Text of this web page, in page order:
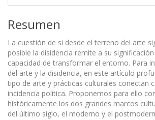
Resumen
La cuestión de si desde el terreno del arte
posible la disidencia remite a su
capacidad de transformar el entorno. Para
del arte y la disidencia, en este artículo
tipo de arte y prácticas culturales conectan
incidencia política. Proponemos para ello
históricamente los dos grandes marcos
del último siglo, el moderno y el